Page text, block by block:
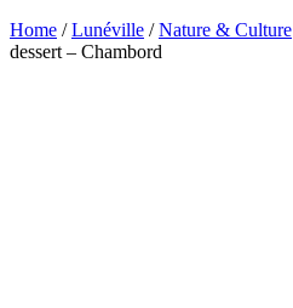
Home /Lunéville /Nature & Culture
dessert – Chambord